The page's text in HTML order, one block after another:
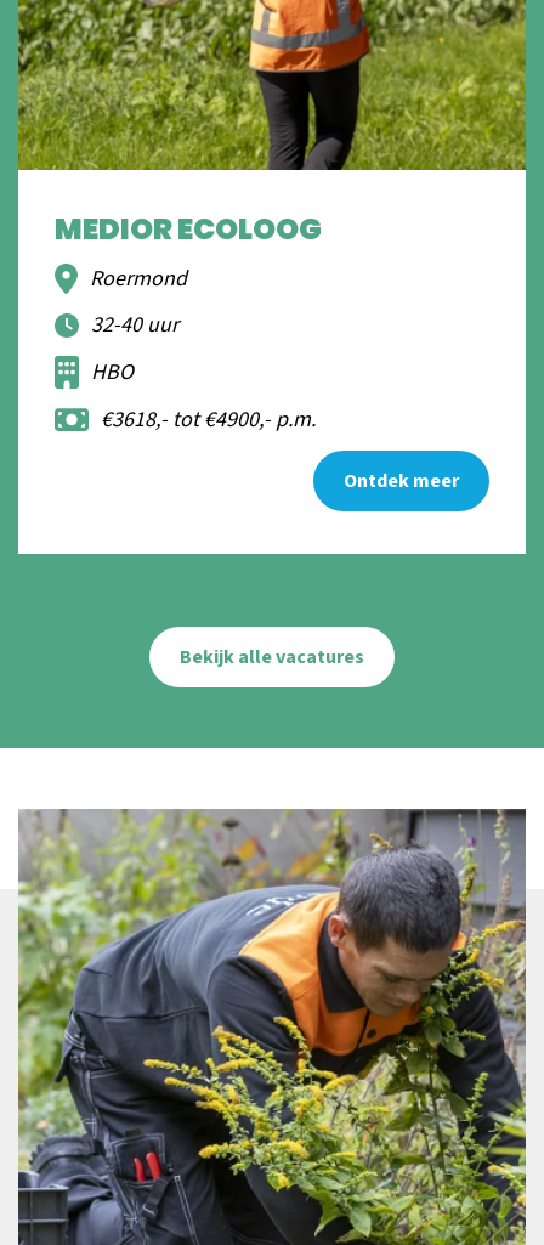
MEDIOR ECOLOOG
Roermond
32-40 uur
HBO
€3618,- tot €4900,- p.m.
Ontdek meer
Bekijk alle vacatures